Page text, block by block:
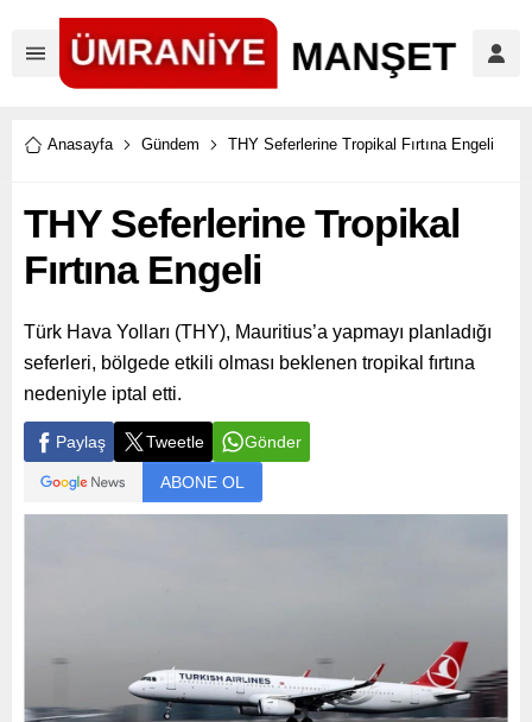
Anasayfa Gündem THY Seferlerine Tropikal Fırtına Engeli
THY Seferlerine Tropikal
Fırtına Engeli
Türk Hava Yolları (THY), Mauritius’a yapmayı planladığı
seferleri, bölgede etkili olması beklenen tropikal fırtına
nedeniyle iptal etti.
Paylaş Tweetle Gönder
ABONE OL